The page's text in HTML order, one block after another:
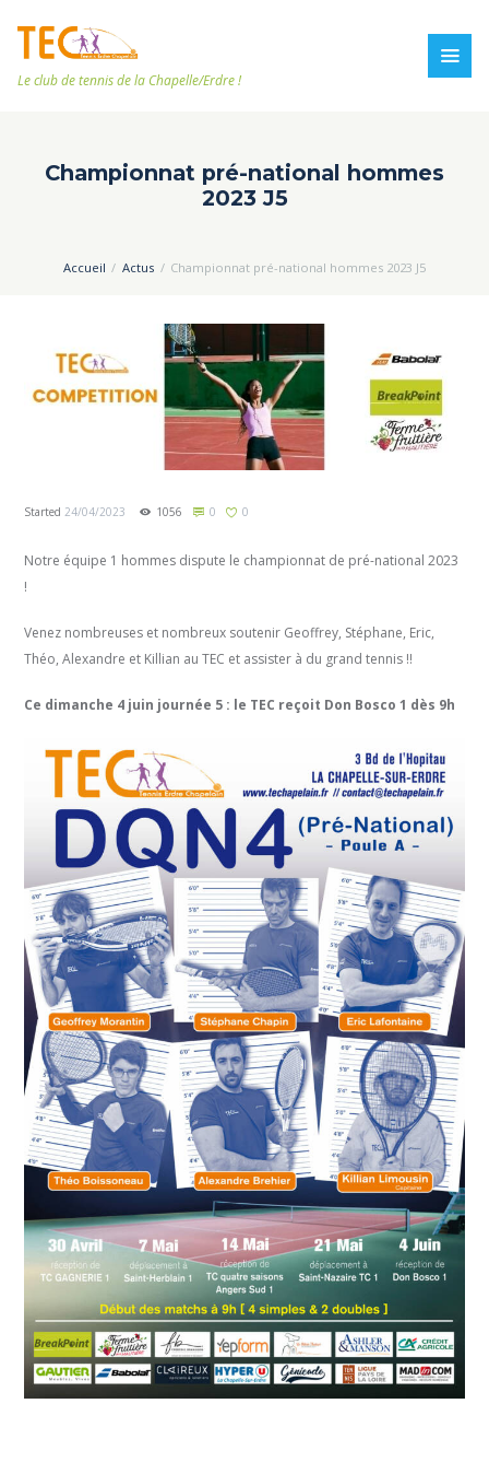
Le club de tennis de la Chapelle/Erdre !
Championnat pré-national hommes
2023 J5
Accueil Actus Championnat pré-national hommes 2023 J5
Started24/04/2023 1056 0 0
Notre équipe 1 hommes dispute le championnat de pré-national 2023
!
Venez nombreuses et nombreux soutenir Geoffrey, Stéphane, Eric,
Théo, Alexandre et Killian au TEC et assister à du grand tennis !!
Ce dimanche 4 juin journée 5 : le TEC reçoit Don Bosco 1 dès 9h